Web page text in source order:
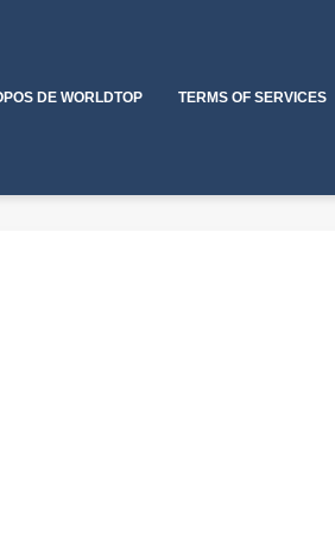
DE WORLDTOP TERMS OF SERVICES